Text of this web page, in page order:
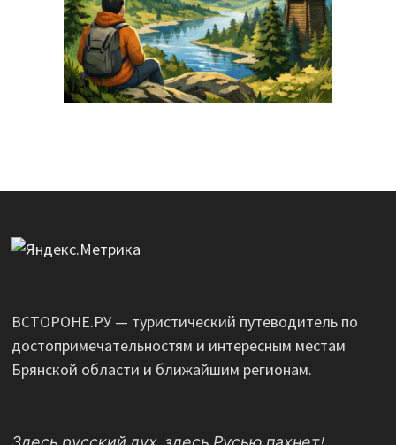
ВСТОРОНЕ.РУ — туристический путеводитель по
достопримечательностям и интересным местам
Брянской области и ближайшим регионам.